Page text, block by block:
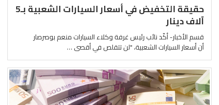
حقيقة التخفيض في أسعار السيارات الشعبية بـ5
آلاف دينار
قسم الأخبار- أكّد نائب رئيس غرفة وكلاء السيارات منعم بوصرصار
أن أسعار السيارات الشعبية، "لن تتقلص في أقصى …